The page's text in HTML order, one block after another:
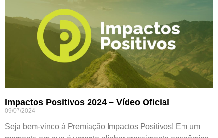
Impactos Positivos 2024 – Vídeo Oficial
09/07/2024
Seja bem-vindo à Premiação Impactos Positivos! Em um